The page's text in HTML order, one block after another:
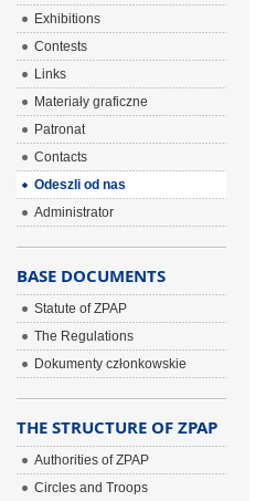
Exhibitions
Contests
Links
Materiały graficzne
Patronat
Contacts
Odeszli od nas
Administrator
BASE DOCUMENTS
Statute of ZPAP
The Regulations
Dokumenty członkowskie
THE STRUCTURE OF ZPAP
Authorities of ZPAP
Circles and Troops